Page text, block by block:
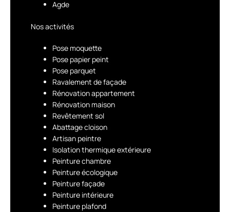
Agde
Nos activités
Pose moquette
Pose papier peint
Pose parquet
Ravalement de façade
Rénovation appartement
Rénovation maison
Revêtement sol
Abattage cloison
Artisan peintre
Isolation thermique extérieure
Peinture chambre
Peinture écologique
Peinture façade
Peinture intérieure
Peinture plafond